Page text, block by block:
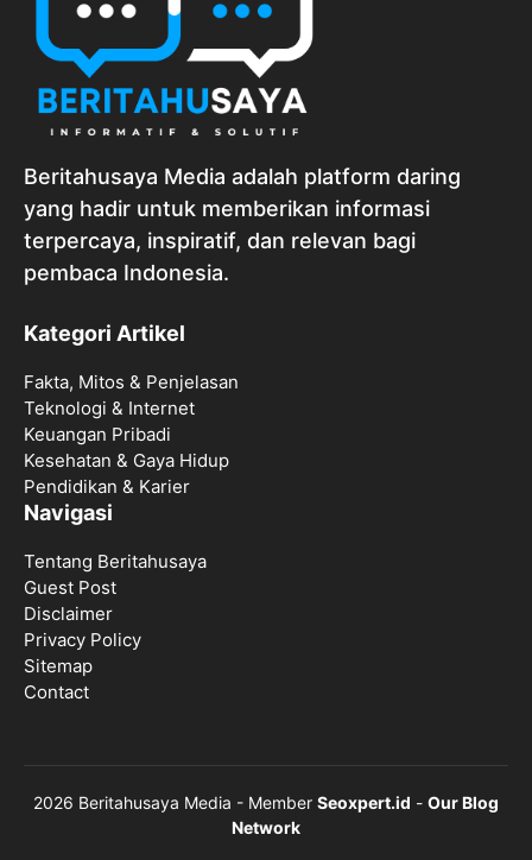
Beritahusaya Media adalah platform daring
yang hadir untuk memberikan informasi
terpercaya, inspiratif, dan relevan bagi
pembaca Indonesia.
Kategori Artikel
Fakta, Mitos & Penjelasan
Teknologi & Internet
Keuangan Pribadi
Kesehatan & Gaya Hidup
Pendidikan & Karier
Navigasi
Tentang Beritahusaya
Guest Post
Disclaimer
Privacy Policy
Sitemap
Contact
2026 Beritahusaya Media - Member Seoxpert.id - Our Blog
Network